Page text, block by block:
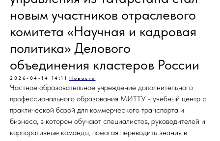
новым участников отраслевого
комитета «Научная и кадровая
политика» Делового
объединения кластеров России
2026-04-14 14:11 Новости
Частное образовательное учреждение дополнительного
профессионального образования МИТТУ - учебный центр с
практической базой для коммерческого транспорта и
бизнеса, в котором обучают специалистов, руководителей и
корпоративные команды, помогая переводить знания в